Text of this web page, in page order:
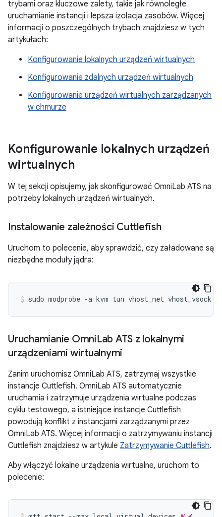
trybami oraz kluczowe zalety, takie jak równoległe
uruchamianie instancji i lepsza izolacja zasobów. Więcej
informacji o poszczególnych trybach znajdziesz w tych
artykułach:
Konfigurowanie lokalnych urządzeń wirtualnych
Konfigurowanie zdalnych urządzeń wirtualnych
Konfigurowanie urządzeń wirtualnych zarządzanych
w chmurze
Konfigurowanie lokalnych urządzeń
wirtualnych
W tej sekcji opisujemy, jak skonfigurować OmniLab ATS na
potrzeby lokalnych urządzeń wirtualnych.
Instalowanie zależności Cuttlefish
Uruchom to polecenie, aby sprawdzić, czy załadowane są
niezbędne moduły jądra:
sudo modprobe -a kvm tun vhost_net vhost_vsock
Uruchamianie OmniLab ATS z lokalnymi
urządzeniami wirtualnymi
Zanim uruchomisz OmniLab ATS, zatrzymaj wszystkie
instancje Cuttlefish. OmniLab ATS automatycznie
uruchamia i zatrzymuje urządzenia wirtualne podczas
cyklu testowego, a istniejące instancje Cuttlefish
powodują konflikt z instancjami zarządzanymi przez
OmniLab ATS. Więcej informacji o zatrzymywaniu instancji
Cuttlefish znajdziesz w artykule Zatrzymywanie Cuttlefish.
Aby włączyć lokalne urządzenia wirtualne, uruchom to
polecenie: